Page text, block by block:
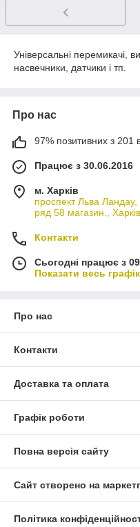
Універсальні перемикачі,
насвечники, датчики і тп.
Про нас
97% позитивних з 201
Працює з 30.06.2016
м. Харків
проспект Льва
ряд 58 магазин.,
Контакти
Сьогодні працює з
Показати весь
Про нас
Контакти
Доставка та оплата
Графік роботи
Повна версія сайту
Сайт створено на
Політика